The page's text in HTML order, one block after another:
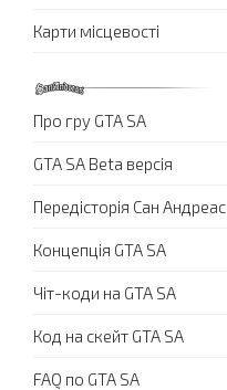
Карти місцевості
Про гру GTA SA
GTA SA Beta версія
Передісторія Сан Андреас
Концепція GTA SA
Чіт-коди на GTA SA
Код на скейт GTA SA
FAQ по GTA SA